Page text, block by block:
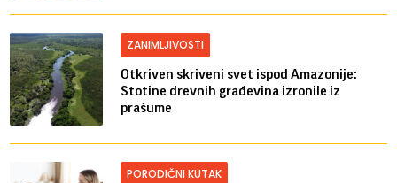
ZANIMLJIVOSTI
Otkriven skriveni svet ispod Amazonije:
Stotine drevnih građevina izronile iz
prašume
PORODIČNI KUTAK